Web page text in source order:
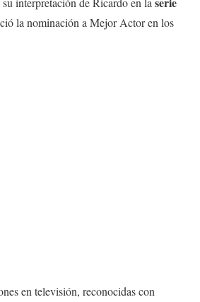
la nominación a Mejor Actor en los
en televisión, reconocidas con